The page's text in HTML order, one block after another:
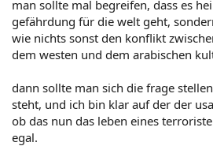
man sollte mal begreifen, dass es
gefährdung für die welt geht,
wie nichts sonst den konflikt
dem westen und dem arabischen
dann sollte man sich die frage
steht, und ich bin klar auf der der
ob das nun das leben eines
egal.